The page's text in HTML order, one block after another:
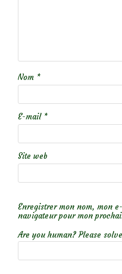
Nom *
E-mail *
Site web
Enregistrer mon nom, mon
navigateur pour mon
Are you human? Please